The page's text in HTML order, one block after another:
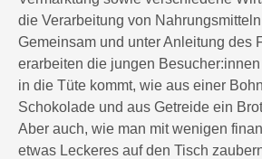
die Verarbeitung von
Gemeinsam und unter Anleitung des
erarbeiten die jungen
in die Tüte kommt, wie aus einer
Schokolade und aus Getreide ein
Aber auch, wie man mit wenigen
etwas Leckeres auf den Tisch